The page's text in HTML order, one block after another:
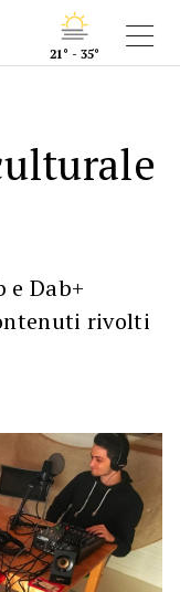
21° - 35°
e Dab+
rivolti